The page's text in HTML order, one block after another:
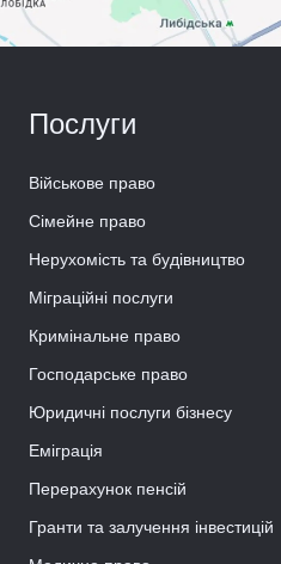
Послуги
Військове право
Сімейне право
Нерухомість та будівництво
Міграційні послуги
Кримінальне право
Господарське право
Юридичні послуги бізнесу
Еміграція
Перерахунок пенсій
Гранти та залучення інвестицій